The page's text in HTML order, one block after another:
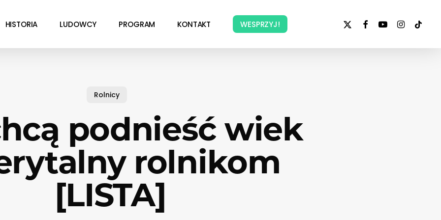
HISTORIA LUDOWCY PROGRAM KONTAKT WESPRZYJ!
x-
facebookyoutubeinstagram
tiktok
Rolnicy
podnieść wiek
rolnikom
[LISTA]